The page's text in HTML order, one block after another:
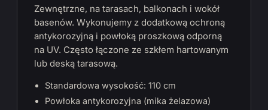
Zewnętrzne, na tarasach, balkonach i wokół
basenów. Wykonujemy z dodatkową ochroną
antykorozyjną i powłoką proszkową odporną
na UV. Często łączone ze szkłem hartowanym
lub deską tarasową.
Standardowa wysokość: 110 cm
Powłoka antykorozyjna (mika żelazowa)